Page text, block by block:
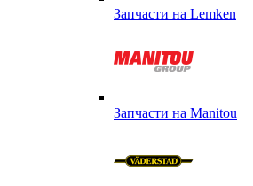
Запчасти на Lemken
Запчасти на Manitou